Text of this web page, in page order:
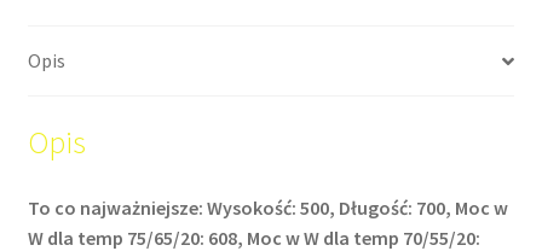
Opis
Opis
To co najważniejsze: Wysokość: 500, Długość: 700, Moc w
W dla temp 75/65/20: 608, Moc w W dla temp 70/55/20: